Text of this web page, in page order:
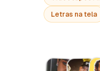
Letras na tela